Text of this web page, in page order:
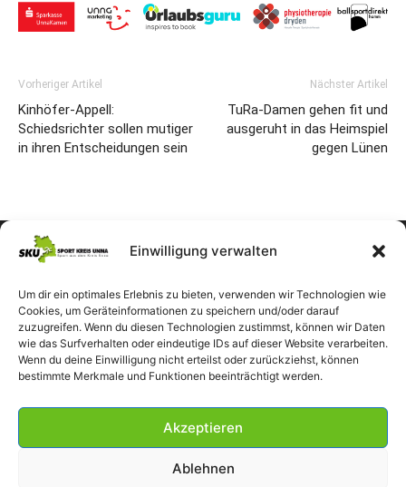
Einwilligung verwalten
Um dir ein optimales Erlebnis zu bieten, verwenden wir Technologien wie
Cookies, um Geräteinformationen zu speichern und/oder darauf
zuzugreifen. Wenn du diesen Technologien zustimmst, können wir Daten
wie das Surfverhalten oder eindeutige IDs auf dieser Website verarbeiten.
Wenn du deine Einwilligung nicht erteilst oder zurückziehst, können
bestimmte Merkmale und Funktionen beeinträchtigt werden.
Akzeptieren
Ablehnen
Vorheriger Artikel
Kinhöfer-Appell:
Schiedsrichter sollen mutiger
in ihren Entscheidungen sein
Nächster Artikel
TuRa-Damen gehen fit und
ausgeruht in das Heimspiel
gegen Lünen